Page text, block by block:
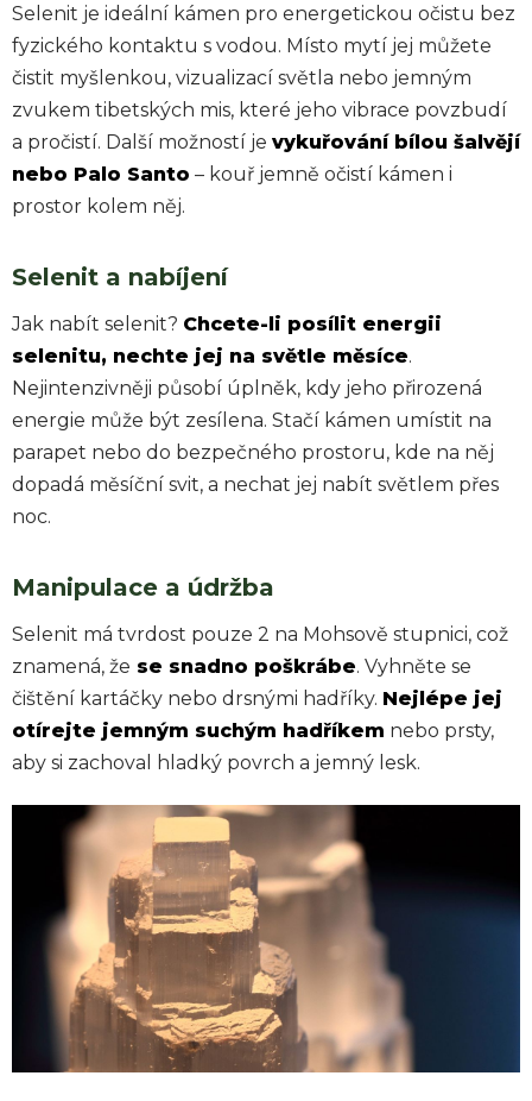
Selenit je ideální kámen pro energetickou očistu bez
fyzického kontaktu s vodou. Místo mytí jej můžete
čistit myšlenkou, vizualizací světla nebo jemným
zvukem tibetských mis, které jeho vibrace povzbudí
a pročistí. Další možností je vykuřování bílou šalvějí
nebo Palo Santo – kouř jemně očistí kámen i
prostor kolem něj.
Selenit a nabíjení
Jak nabít selenit? Chcete-li posílit energii
selenitu, nechte jej na světle měsíce.
Nejintenzivněji působí úplněk, kdy jeho přirozená
energie může být zesílena. Stačí kámen umístit na
parapet nebo do bezpečného prostoru, kde na něj
dopadá měsíční svit, a nechat jej nabít světlem přes
noc.
Manipulace a údržba
Selenit má tvrdost pouze 2 na Mohsově stupnici, což
znamená, že se snadno poškrábe. Vyhněte se
čištění kartáčky nebo drsnými hadříky. Nejlépe jej
otírejte jemným suchým hadříkem nebo prsty,
aby si zachoval hladký povrch a jemný lesk.